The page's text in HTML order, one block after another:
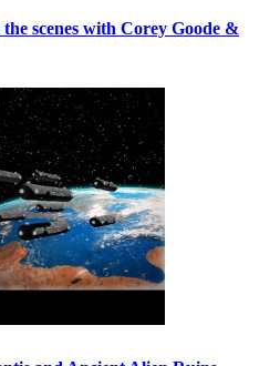
scenes with Corey Goode &